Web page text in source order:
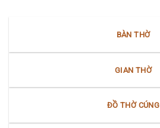
BÀN THỜ
GIAN THỜ
ĐỒ THỜ CÚNG